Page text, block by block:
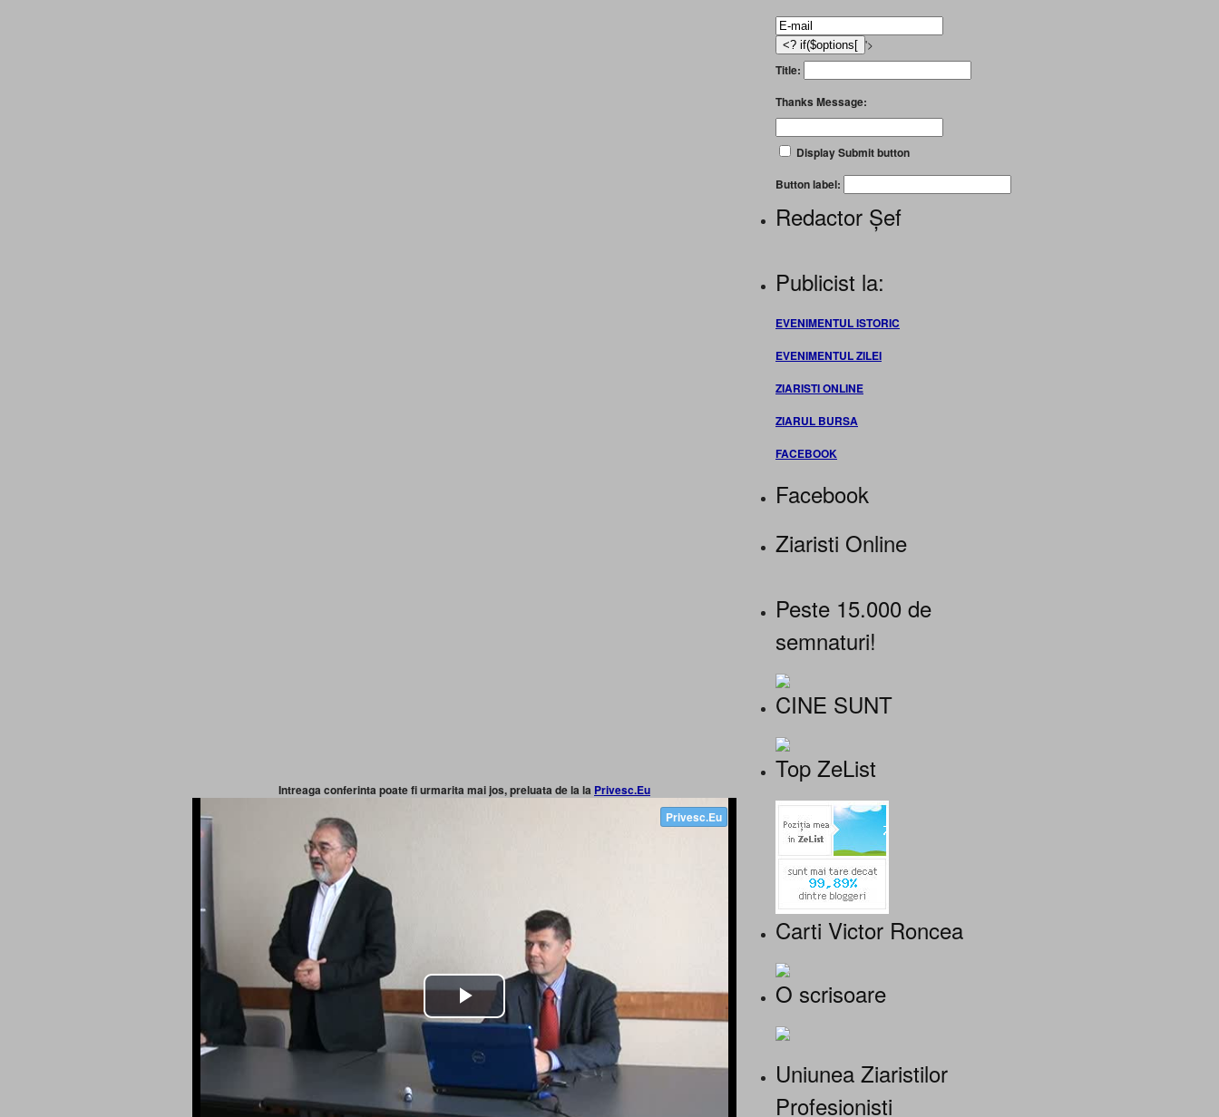
Intreaga conferinta poate fi urmarita mai jos, preluata de la la Privesc.Eu
'>
Title:
Thanks Message:
Display Submit button
Button label:
Redactor Șef
Publicist la:
EVENIMENTUL ISTORIC
EVENIMENTUL ZILEI
ZIARISTI ONLINE
ZIARUL BURSA
FACEBOOK
Facebook
Ziaristi Online
Peste 15.000 de
semnaturi!
CINE SUNT
Top ZeList
Carti Victor Roncea
O scrisoare
Uniunea Ziaristilor
Profesionisti